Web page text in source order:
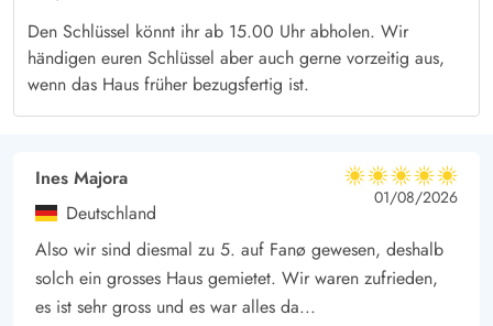
Den Schlüssel könnt ihr ab 15.00 Uhr abholen. Wir
händigen euren Schlüssel aber auch gerne vorzeitig aus,
wenn das Haus früher bezugsfertig ist.
Ines Majora
Deutschland
5 von 5
5 von 5
5 out of 5
01/08/2026
Also wir sind diesmal zu 5. auf Fanø gewesen, deshalb
solch ein grosses Haus gemietet. Wir waren zufrieden,
es ist sehr gross und es war alles da...